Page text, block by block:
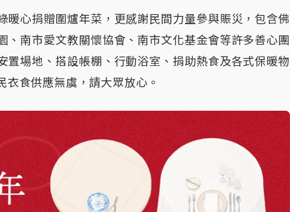
暖心捐贈圍爐年菜，更感謝民間力量參與賑災，包含佛
、南市愛文教關懷協會、南市文化基金會等許多善心團
置場地、搭設帳棚、行動浴室、捐助熱食及各式保暖物
食供應無虞，請大眾放心。